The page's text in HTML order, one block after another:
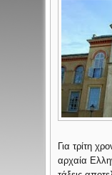
Για τρίτη
αρχαία